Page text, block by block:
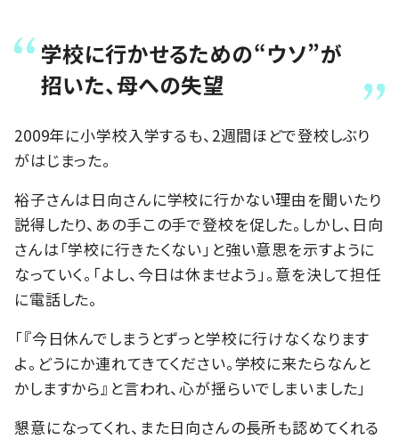
学校に行かせるための“ウソ”が
招いた、母への失望
2009年に小学校入学するも、2週間ほどで登校しぶり
がはじまった。
裕子さんは日向さんに学校に行かない理由を聞いたり
説得したり、あの手この手で登校を促した。しかし、日向
さんは「学校に行きたくない」と強い意思を示すように
なっていく。「よし、今日は休ませよう」。意を決して担任
に電話した。
「『今日休んでしまうとずっと学校に行けなくなります
よ。どうにか連れてきてください。学校に来たらなんと
かしますから』と言われ、心が揺らいでしまいました」
懇意になってくれ、また日向さんの長所も認めてくれる